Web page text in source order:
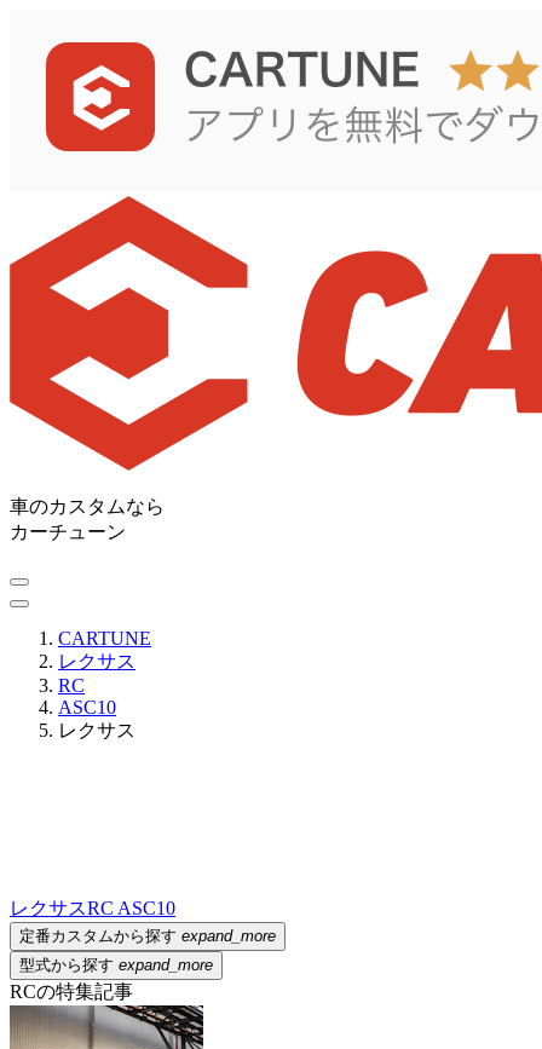
車のカスタムなら
カーチューン
CARTUNE
レクサス
RC
ASC10
レクサス
レクサスRC ASC10
定番カスタムから探す expand_more
型式から探す expand_more
RCの特集記事